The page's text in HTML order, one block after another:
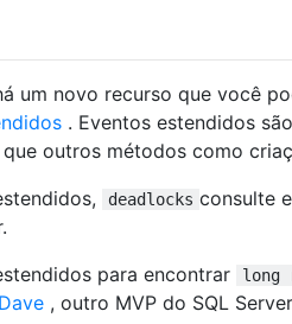
um novo recurso que você
. Eventos estendidos
outros métodos como
deadlocks consulte
para encontrar
long
, outro MVP do SQL